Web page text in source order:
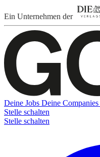
Ein Unternehmen der
Deine Jobs Deine Companies
Stelle schalten
Stelle schalten